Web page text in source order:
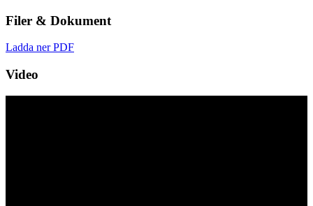
Filer & Dokument
Ladda ner PDF
Video